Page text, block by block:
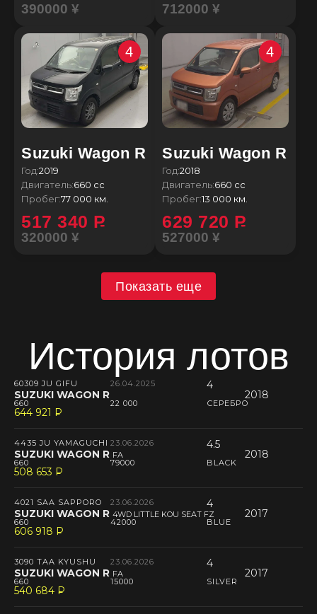
390000 ¥ 712000 ¥
Suzuki Wagon R
4
Год:2019
Двигатель:660 сс
Пробег:77 000 км.
517 340 P
320000 ¥
Suzuki Wagon R
4
Год:2018
Двигатель:660 сс
Пробег:13 000 км.
629 720 P
527000 ¥
Показать еще
История лотов
60309 JU GIFU 26.04.2025 4
SUZUKI WAGON R 2018
660 22 000 СЕРЕБРО
644 921 P
--
4435 JU YAMAGUCHI 23.06.2026 4.5
SUZUKI WAGON R FA 2018
660 79000 BLACK
508 653 P
--
4021 SAA SAPPORO 23.06.2026 4
SUZUKI WAGON R 4WD LITTLE KOU SEAT FZ 2017
660 42000 BLUE
606 918 P
--
3090 TAA KYUSHU 23.06.2026 4
SUZUKI WAGON R FA 2017
660 15000 SILVER
540 684 P
--